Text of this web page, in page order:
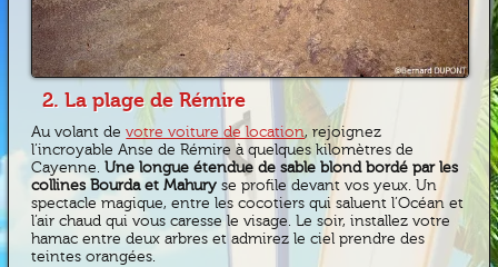
2. La plage de Rémire
Au volant devotre voiture de location, rejoignez
l’incroyable Anse de Rémire à quelques kilomètres de
Cayenne.Une longue étendue de sable blond bordé par les
collines Bourda et Mahuryse profile devant vos yeux. Un
spectacle magique, entre les cocotiers qui saluent l’Océan et
l’air chaud qui vous caresse le visage. Le soir, installez votre
hamac entre deux arbres et admirez le ciel prendre des
teintes orangées.